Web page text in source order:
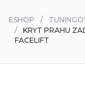
ESHOP
KRYT PRAHU
FACELIFT